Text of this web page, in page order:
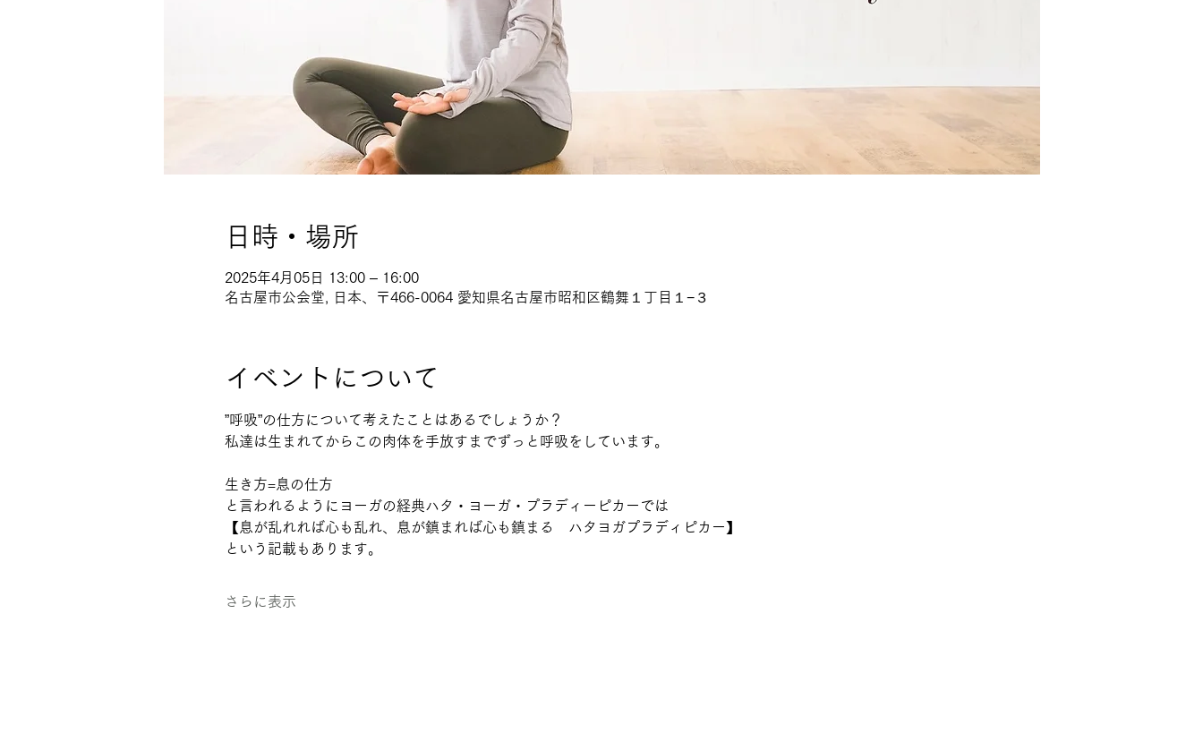
日時・場所
2025年4月05日 13:00 – 16:00
名古屋市公会堂, 日本、〒466-0064 愛知県名古屋市昭和区鶴舞１丁目１−３
イベントについて
”呼吸”の仕方について考えたことはあるでしょうか？
私達は生まれてからこの肉体を手放すまでずっと呼吸をしています。
生き方=息の仕方
と言われるようにヨーガの経典ハタ・ヨーガ・プラディーピカーでは
【息が乱れれば心も乱れ、息が鎮まれば心も鎮まる　ハタヨガプラディピカー】
という記載もあります。
さらに表示